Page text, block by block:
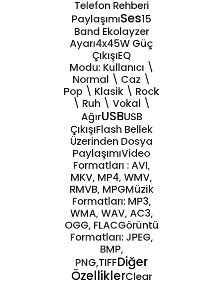
Telefon Rehberi
PaylaşımıSes15
Band Ekolayzer
Ayarı4x45W Güç
ÇıkışıEQ
Modu: Kullanıcı \
Normal \ Caz \
Pop \ Klasik \ Rock
\ Ruh \ Vokal \
AğırUSBUSB
ÇıkışıFlash Bellek
Üzerinden Dosya
PaylaşımıVideo
Formatları : AVI,
MKV, MP4, WMV,
RMVB, MPGMüzik
Formatları: MP3,
WMA, WAV, AC3,
OGG, FLACGörüntü
Formatları: JPEG,
BMP,
PNG,TIFFDiğer
ÖzelliklerClear